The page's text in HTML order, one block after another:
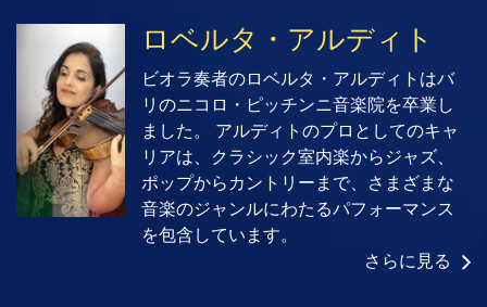
ロベルタ・アルディト
ビオラ奏者のロベルタ・アルディトはバ
リのニコロ・ピッチンニ音楽院を卒業し
ました。 アルディトのプロとしてのキャ
リアは、クラシック室内楽からジャズ、
ポップからカントリーまで、さまざまな
音楽のジャンルにわたるパフォーマンス
を包含しています。
さらに見る